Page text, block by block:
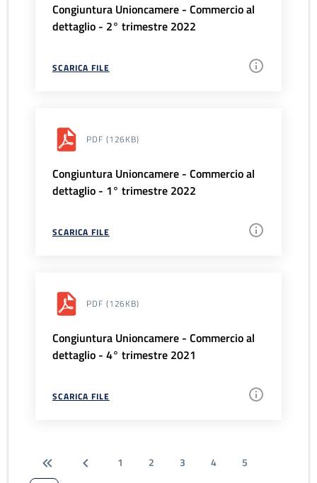
Congiuntura Unioncamere - Commercio al
dettaglio - 2° trimestre 2022
SCARICA FILE
PDF (126KB)
Congiuntura Unioncamere - Commercio al
dettaglio - 1° trimestre 2022
SCARICA FILE
PDF (126KB)
Congiuntura Unioncamere - Commercio al
dettaglio - 4° trimestre 2021
SCARICA FILE
1 2 3 4
5